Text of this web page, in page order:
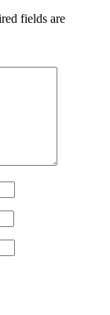
fields are